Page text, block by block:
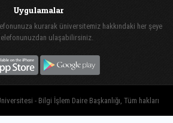
Uygulamalar
kurarak üniversitemiz hakkındaki her şeye
ulaşabilirsiniz.
- Bilgi İşlem Daire Başkanlığı, Tüm hakları